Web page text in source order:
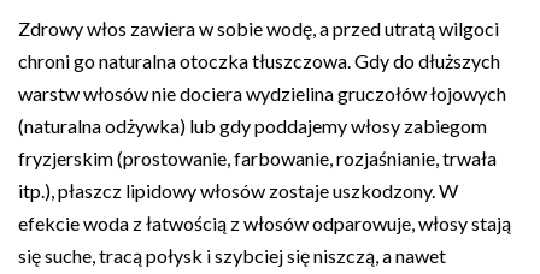
Zdrowy włos zawiera w sobie wodę, a przed utratą wilgoci
chroni go naturalna otoczka tłuszczowa. Gdy do dłuższych
warstw włosów nie dociera wydzielina gruczołów łojowych
(naturalna odżywka) lub gdy poddajemy włosy zabiegom
fryzjerskim (prostowanie, farbowanie, rozjaśnianie, trwała
itp.), płaszcz lipidowy włosów zostaje uszkodzony. W
efekcie woda z łatwością z włosów odparowuje, włosy stają
się suche, tracą połysk i szybciej się niszczą, a nawet